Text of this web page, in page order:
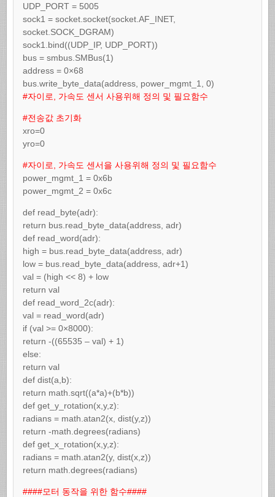
UDP_PORT = 5005
sock1 = socket.socket(socket.AF_INET,
socket.SOCK_DGRAM)
sock1.bind((UDP_IP, UDP_PORT))
bus = smbus.SMBus(1)
address = 0×68
bus.write_byte_data(address, power_mgmt_1, 0)
#자이로, 가속도 센서 사용위해 정의 및 필요함수
#전송값 초기화
xro=0
yro=0
#자이로, 가속도 센서을 사용위해 정의 및 필요함수
power_mgmt_1 = 0x6b
power_mgmt_2 = 0x6c
def read_byte(adr):
return bus.read_byte_data(address, adr)
def read_word(adr):
high = bus.read_byte_data(address, adr)
low = bus.read_byte_data(address, adr+1)
val = (high << 8) + low
return val
def read_word_2c(adr):
val = read_word(adr)
if (val >= 0×8000):
return -((65535 – val) + 1)
else:
return val
def dist(a,b):
return math.sqrt((a*a)+(b*b))
def get_y_rotation(x,y,z):
radians = math.atan2(x, dist(y,z))
return -math.degrees(radians)
def get_x_rotation(x,y,z):
radians = math.atan2(y, dist(x,z))
return math.degrees(radians)
####모터 동작을 위한 함수####